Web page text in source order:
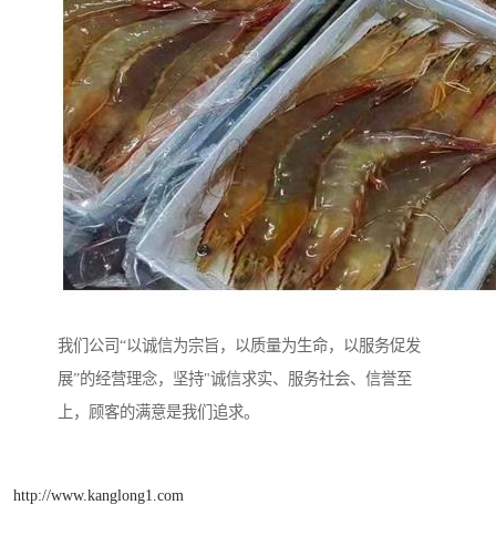
我们公司“以诚信为宗旨，以质量为生命，以服务促发
展”的经营理念，坚持"诚信求实、服务社会、信誉至
上，顾客的满意是我们追求。
http://www.kanglong1.com